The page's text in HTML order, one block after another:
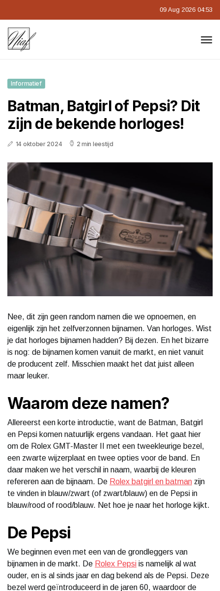
09 Aug 2026 04:53
Informatief
Batman, Batgirl of Pepsi? Dit
zijn de bekende horloges!
14 oktober 2024 2 min leestijd
Nee, dit zijn geen random namen die we opnoemen, en
eigenlijk zijn het zelfverzonnen bijnamen. Van horloges. Wist
je dat horloges bijnamen hadden? Bij dezen. En het bizarre
is nog: de bijnamen komen vanuit de markt, en niet vanuit
de producent zelf. Misschien maakt het dat juist alleen
maar leuker.
Waarom deze namen?
Allereerst een korte introductie, want de Batman, Batgirl
en Pepsi komen natuurlijk ergens vandaan. Het gaat hier
om de Rolex GMT-Master II met een tweekleurige bezel,
een zwarte wijzerplaat en twee opties voor de band. En
daar maken we het verschil in naam, waarbij de kleuren
refereren aan de bijnaam. De Rolex batgirl en batman zijn
te vinden in blauw/zwart (of zwart/blauw) en de Pepsi in
blauw/rood of rood/blauw. Net hoe je naar het horloge kijkt.
De Pepsi
We beginnen even met een van de grondleggers van
bijnamen in de markt. De Rolex Pepsi is namelijk al wat
ouder, en is al sinds jaar en dag bekend als de Pepsi. Deze
bezel werd geïntroduceerd in de jaren 60, waardoor de